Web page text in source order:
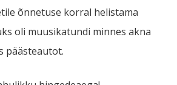
õnnetuse korral helistama
oli muusikatundi minnes akna
päästeautot.